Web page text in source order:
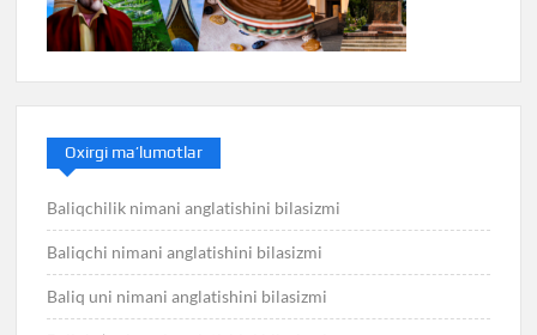
Oxirgi ma’lumotlar
Baliqchilik nimani anglatishini bilasizmi
Baliqchi nimani anglatishini bilasizmi
Baliq uni nimani anglatishini bilasizmi